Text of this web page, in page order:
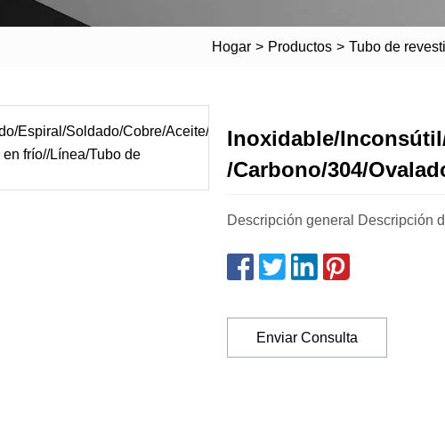
Hogar > Productos > Tubo de
Inoxidable/
/Carbono/304/
Descripción general Descripción
Enviar Consulta